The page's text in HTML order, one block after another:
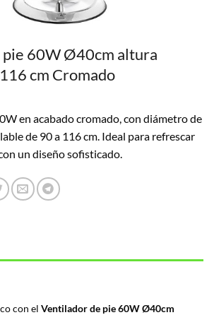
60W Ø40cm altura
cm Cromado
en acabado cromado, con diámetro de
de 90 a 116 cm. Ideal para refrescar
un diseño sofisticado.
con el Ventilador de pie 60W Ø40cm